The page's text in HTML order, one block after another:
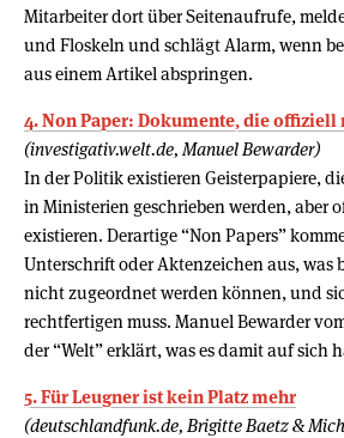
Mitarbeiter dort über Seitenaufrufe,
und Floskeln und schlägt Alarm, wenn
aus einem Artikel abspringen.
4. Non Paper: Dokumente, die
(investigativ.welt.de, Manuel Bewarder)
In der Politik existieren Geisterpapiere,
in Ministerien geschrieben werden, aber
existieren. Derartige “Non Papers”
Unterschrift oder Aktenzeichen aus, was
nicht zugeordnet werden können, und
rechtfertigen muss. Manuel Bewarder
der “Welt” erklärt, was es damit auf sich
5. Für Leugner ist kein Platz mehr
(deutschlandfunk.de, Brigitte Baetz &